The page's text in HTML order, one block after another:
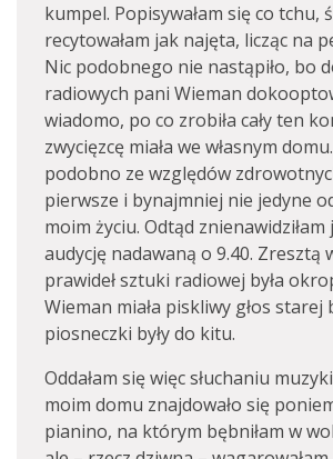
kumpel. Popisywałam się co tchu,
recytowałam jak najęta, licząc na
Nic podobnego nie nastąpiło, bo
radiowych pani Wieman
wiadomo, po co zrobiła cały ten
zwycięzcę miała we własnym
podobno ze względów
pierwsze i bynajmniej nie jedyne
moim życiu. Odtąd
audycję nadawaną o 9.40. Zresztą
prawideł sztuki radiowej była
Wieman miała piskliwy głos starej
piosneczki były do kitu.
Oddałam się więc słuchaniu
moim domu znajdowało się
pianino, na którym bębniłam w